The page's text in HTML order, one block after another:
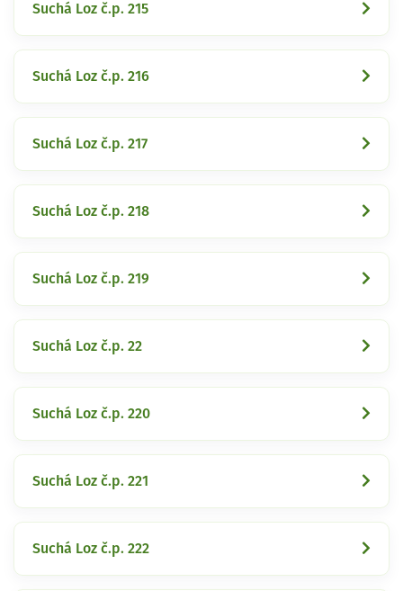
Suchá Loz č.p. 215
Suchá Loz č.p. 216
Suchá Loz č.p. 217
Suchá Loz č.p. 218
Suchá Loz č.p. 219
Suchá Loz č.p. 22
Suchá Loz č.p. 220
Suchá Loz č.p. 221
Suchá Loz č.p. 222